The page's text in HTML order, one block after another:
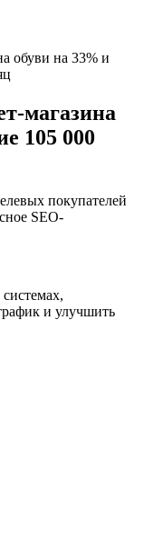
обуви на 33% и
магазина
105 000
покупателей
SEO-
и улучшить